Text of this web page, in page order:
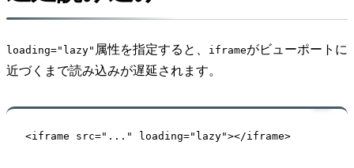
loading="lazy" 属性を指定すると、 iframeがビューポートに
近づくまで読み込みが遅延されます。
<iframe src="..." loading="lazy"></iframe>